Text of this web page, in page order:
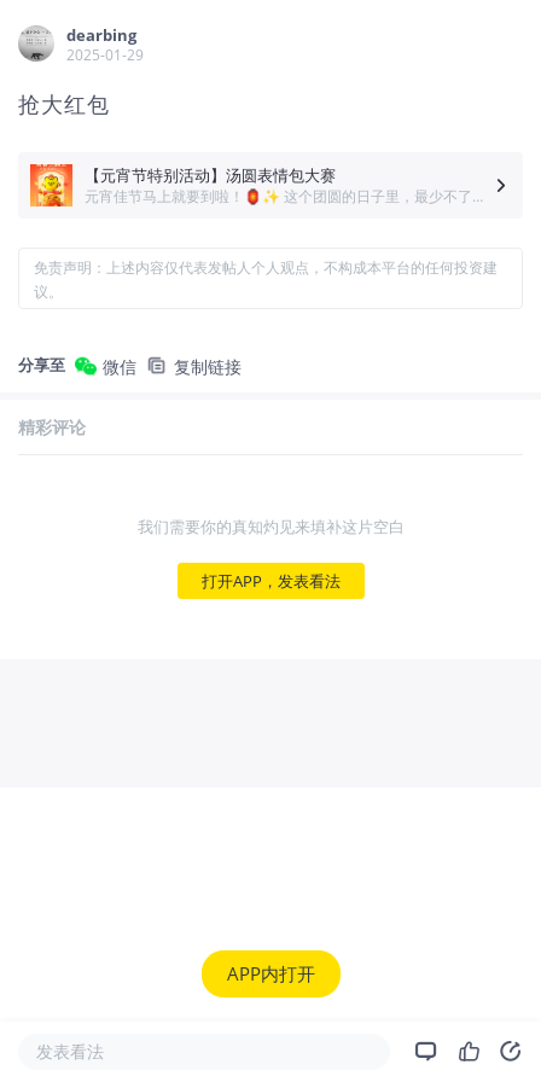
dearbing
2025-01-29
抢大红包
【元宵节特别活动】汤圆表情包大赛
元宵佳节马上就要到啦！🏮✨ 这个团圆的日子里，最少不了的就是热腾腾的汤圆，象征着团圆美满、新的一年甜甜蜜蜜！🥣💖 如果汤圆也有表情，它们会是什么样子呢？🤔 小虎君特别邀请大家来一场 “汤圆表情包DIY大赛”，发挥你的创意，为汤圆画上有趣的表情，打造属于你的专属汤圆表情包！
免责声明：上述内容仅代表发帖人个人观点，不构成本平台的任何投资建
议。
分享至 微信 复制链接
精彩评论
我们需要你的真知灼见来填补这片空白
打开APP，发表看法
APP内打开
发表看法